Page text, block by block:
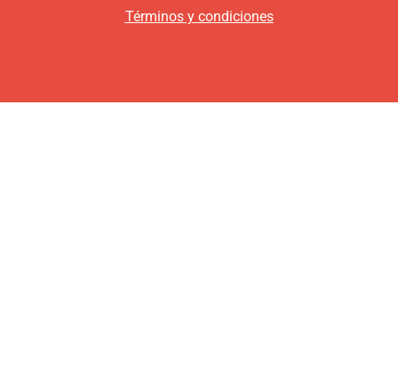
Términos y condiciones